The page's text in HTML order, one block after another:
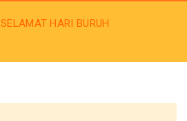
SELAMAT HARI BURUH